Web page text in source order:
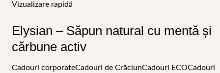
Vizualizare rapidă
Elysian – Săpun natural cu mentă și
cărbune activ
Cadouri corporateCadouri de CrăciunCadouri ECOCadouri